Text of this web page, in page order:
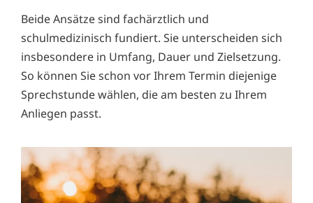
Beide Ansätze sind fachärztlich und
schulmedizinisch fundiert. Sie unterscheiden sich
insbesondere in Umfang, Dauer und Zielsetzung.
So können Sie schon vor Ihrem Termin diejenige
Sprechstunde wählen, die am besten zu Ihrem
Anliegen passt.